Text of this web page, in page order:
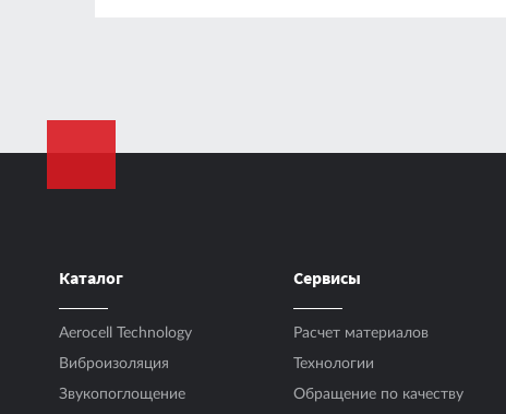
Температура кондиционирования
Каталог
Aerocell Technology
Виброизоляция
Звукопоглощение
Сервисы
Расчет материалов
Технологии
Обращение по качеству